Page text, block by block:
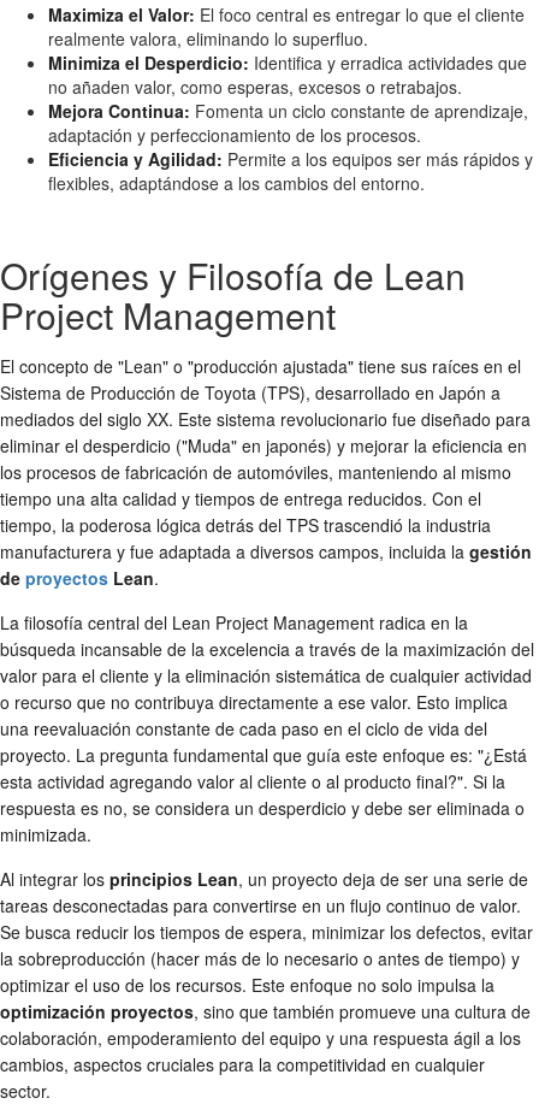
Maximiza el Valor: El foco central es entregar lo que el cliente
realmente valora, eliminando lo superfluo.
Minimiza el Desperdicio: Identifica y erradica actividades que
no añaden valor, como esperas, excesos o retrabajos.
Mejora Continua: Fomenta un ciclo constante de aprendizaje,
adaptación y perfeccionamiento de los procesos.
Eficiencia y Agilidad: Permite a los equipos ser más rápidos y
flexibles, adaptándose a los cambios del entorno.
Orígenes y Filosofía de Lean
Project Management
El concepto de "Lean" o "producción ajustada" tiene sus raíces en el
Sistema de Producción de Toyota (TPS), desarrollado en Japón a
mediados del siglo XX. Este sistema revolucionario fue diseñado para
eliminar el desperdicio ("Muda" en japonés) y mejorar la eficiencia en
los procesos de fabricación de automóviles, manteniendo al mismo
tiempo una alta calidad y tiempos de entrega reducidos. Con el
tiempo, la poderosa lógica detrás del TPS trascendió la industria
manufacturera y fue adaptada a diversos campos, incluida la gestión
de proyectos Lean.
La filosofía central del Lean Project Management radica en la
búsqueda incansable de la excelencia a través de la maximización del
valor para el cliente y la eliminación sistemática de cualquier actividad
o recurso que no contribuya directamente a ese valor. Esto implica
una reevaluación constante de cada paso en el ciclo de vida del
proyecto. La pregunta fundamental que guía este enfoque es: "¿Está
esta actividad agregando valor al cliente o al producto final?". Si la
respuesta es no, se considera un desperdicio y debe ser eliminada o
minimizada.
Al integrar los principios Lean, un proyecto deja de ser una serie de
tareas desconectadas para convertirse en un flujo continuo de valor.
Se busca reducir los tiempos de espera, minimizar los defectos, evitar
la sobreproducción (hacer más de lo necesario o antes de tiempo) y
optimizar el uso de los recursos. Este enfoque no solo impulsa la
optimización proyectos, sino que también promueve una cultura de
colaboración, empoderamiento del equipo y una respuesta ágil a los
cambios, aspectos cruciales para la competitividad en cualquier
sector.